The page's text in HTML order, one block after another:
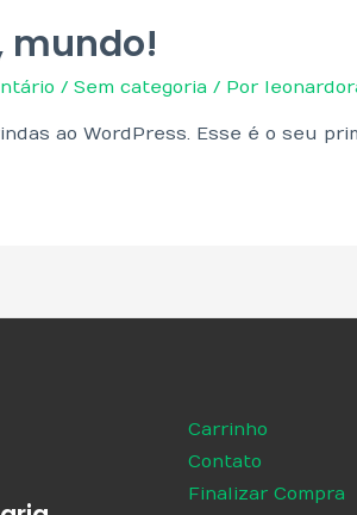
mundo!
/Sem categoria / Por
ao WordPress. Esse é o seu
Carrinho
Contato
Finalizar Compra